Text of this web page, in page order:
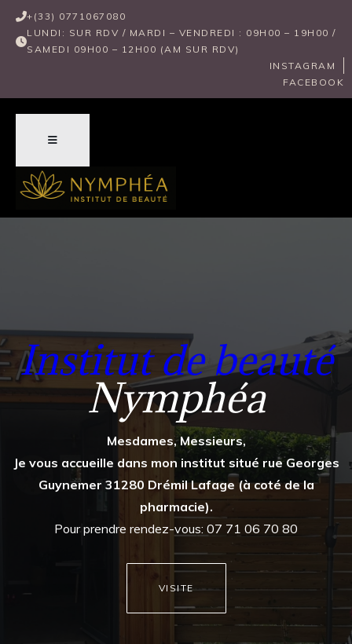
+(33) 0771067080
LUNDI: SUR RDV / MARDI – VENDREDI : 09H00 – 19H00 /
SAMEDI 09H00 – 12H00 (AM SUR RDV)
INSTAGRAM
FACEBOOK
Institut de beauté
Nymphéa
Mesdames, Messieurs,
Je vous accueille dans mon institut situé rue Georges
Guynemer 31280 Drémil Lafage (à coté de la
pharmacie).
Pour prendre rendez-vous: 07 71 06 70 80
VISITE